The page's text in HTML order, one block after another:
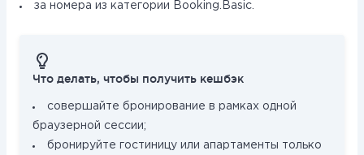
за номера из категории Booking.Basic.
Что делать, чтобы получить кешбэк
совершайте бронирование в рамках одной
браузерной сессии;
бронируйте гостиницу или апартаменты только